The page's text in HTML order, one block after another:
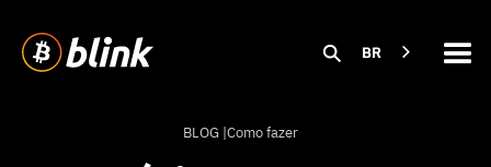
BR
BLOG |Como fazer